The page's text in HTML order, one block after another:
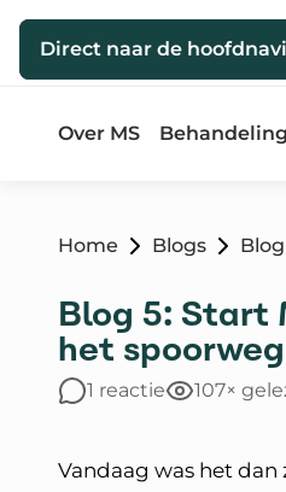
Direct naar de inhoud
Direct naar de
Over MS
Home Blogs
Blog 5: Start
het
1 reactie 107×
Vandaag was het dan